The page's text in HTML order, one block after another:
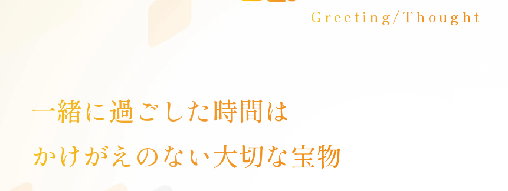
Greeting/Thought
一緒に過ごした時間は
かけがえのない大切な宝物